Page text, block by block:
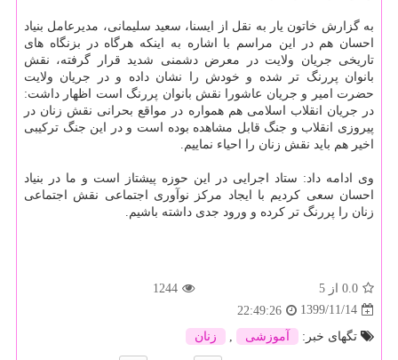
به گزارش خاتون یار به نقل از ایسنا، سعید سلیمانی، مدیرعامل بنیاد
احسان هم در این مراسم با اشاره به اینکه هرگاه در بزنگاه های
تاریخی جریان ولایت در معرض دشمنی شدید قرار گرفته، نقش
بانوان پررنگ تر شده و خودش را نشان داده و در جریان ولایت
حضرت امیر و جریان عاشورا نقش بانوان پررنگ است اظهار داشت:
در جریان انقلاب اسلامی هم همواره در مواقع بحرانی نقش زنان در
پیروزی انقلاب و جنگ قابل مشاهده بوده است و در این جنگ ترکیبی
اخیر هم باید نقش زنان را احیاء نماییم.
وی ادامه داد: ستاد اجرایی در این حوزه پیشتاز است و ما در بنیاد
احسان سعی کردیم با ایجاد مرکز نوآوری اجتماعی نقش اجتماعی
زنان را پررنگ تر کرده و ورود جدی داشته باشیم.
0.0 از 5
1244
1399/11/14
22:49:26
تگهای خبر:
آموزشی زنان